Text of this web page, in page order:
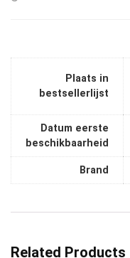
Plaats in
bestsellerlijst
Datum eerste
beschikbaarheid
Brand
Related Products